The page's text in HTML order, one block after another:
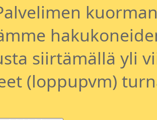
siirtämällä yli
(loppupvm)